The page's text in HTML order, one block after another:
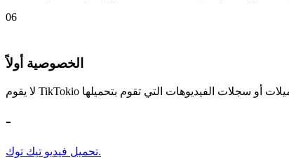
06
الخصوصية أولاً
-
تحميل فيديو تيك توك.